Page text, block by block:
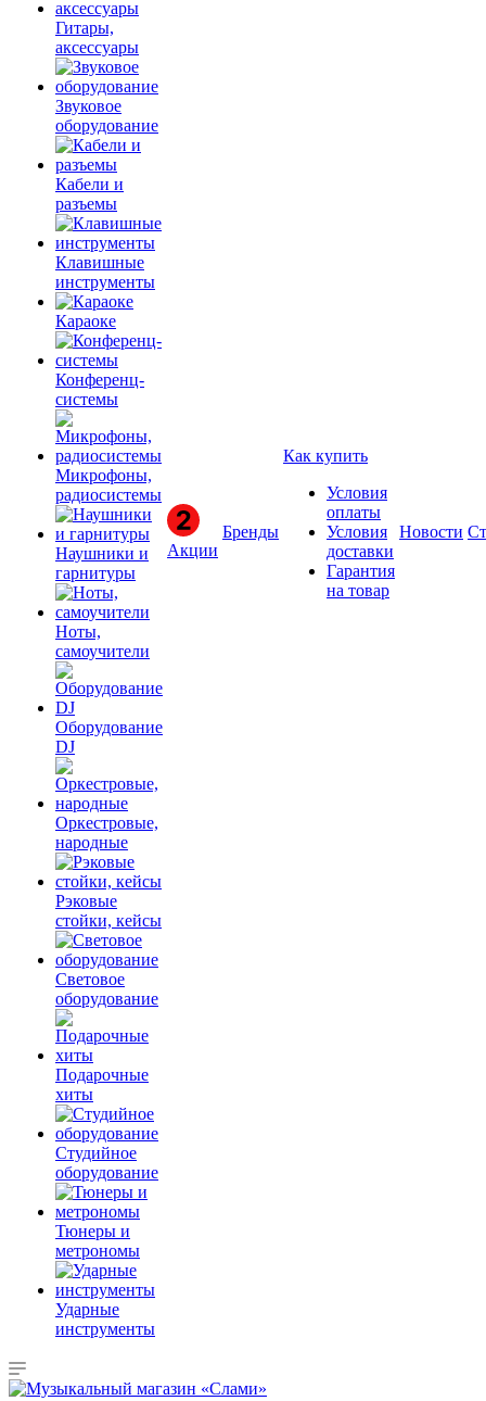
Гитары,
аксессуары
Звуковое
оборудование
Кабели и
разъемы
Клавишные
инструменты
Караоке
Конференц-
системы
Микрофоны,
радиосистемы
Наушники и
гарнитуры
Ноты,
самоучители
Оборудование
DJ
Оркестровые,
народные
Рэковые
стойки, кейсы
Световое
оборудование
Подарочные
хиты
Студийное
оборудование
Тюнеры и
метрономы
Ударные
инструменты
Акции
Бренды
Как купить
Условия
оплаты
Условия
доставки
Гарантия
на товар
Новости